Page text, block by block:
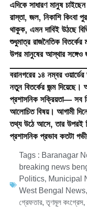
এদিকে সাধারণ মানুষ
রাস্তা, জল, নিকাশি কিংবা
থাকুক, এমন দাবিই উঠছে
শুধুমাত্র রাজনৈতিক বিতর্কের
উপর মানুষের আস্থার সঙ্গেও
বরানগরের ১৪ নম্বর
নতুন বিতর্কের জন্ম
প্রশাসনিক সক্রিয়তা— সব
আলোচিত বিষয়। আগামী
তথ্য উঠে আসে, তার উপরই
প্রশাসনিক প্রভাব কতটা
Tags : Baranagar
breaking news
Politics, Municipal
West Bengal News,
গ্রেফতার,তৃণমূল কংগ্রেস,